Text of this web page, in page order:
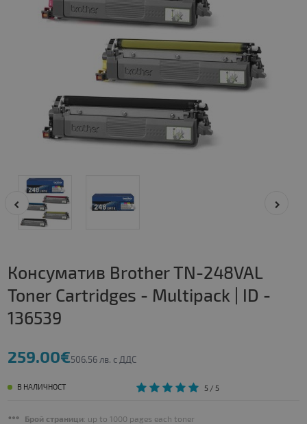
Консуматив Brother TN-248VAL
Toner Cartridges - Multipack | ID -
136539
259.00€506.56 лв. с ДДС
В НАЛИЧНОСТ 5/ 5
Брой страници: up to 1000 pages each toner